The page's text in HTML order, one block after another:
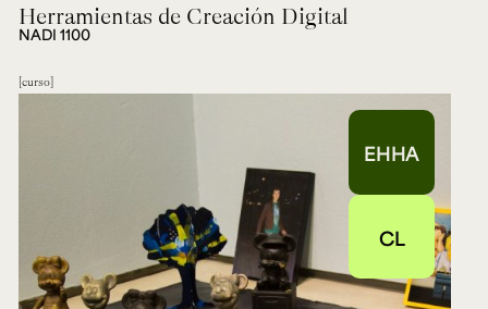
Herramientas de Creación Digital
NADI 1100
curso
EHHA
CL